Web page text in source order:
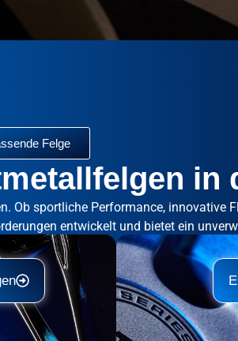
Felge
in
Ob sportliche Performance, innovative
entwickelt und bietet ein